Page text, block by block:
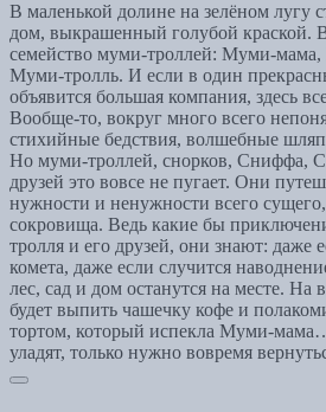
В маленькой долине на зелёном лугу
дом, выкрашенный голубой краской.
семейство муми-троллей: Муми-
Муми-тролль. И если в один
объявится большая компания, здесь
Вообще-то, вокруг много всего
стихийные бедствия, волшебные
Но муми-троллей, снорков, Сниффа,
друзей это вовсе не пугает. Они
нужности и ненужности всего
сокровища. Ведь какие бы
тролля и его друзей, они знают: даже
комета, даже если случится
лес, сад и дом останутся на месте. На
будет выпить чашечку кофе и
тортом, который испекла Муми-
уладят, только нужно вовремя